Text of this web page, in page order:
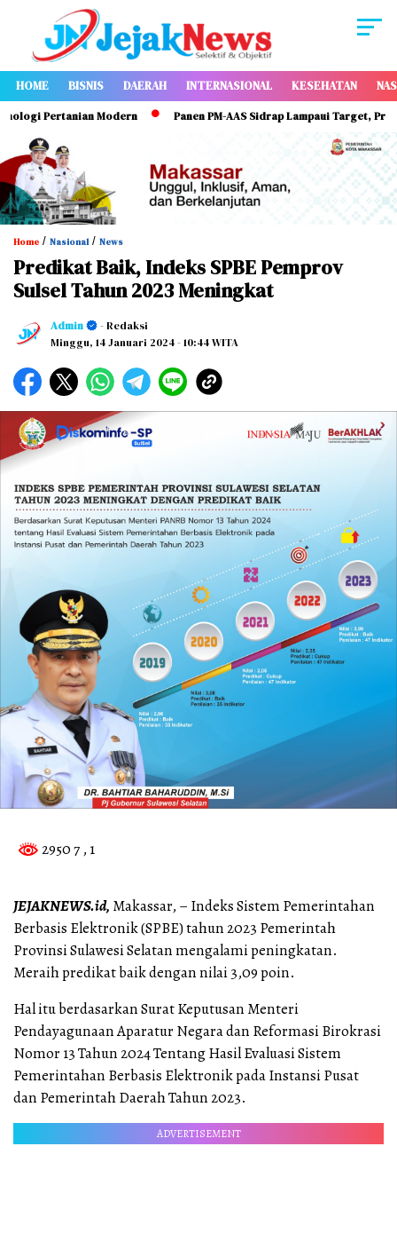
HOME BISNIS DAERAH INTERNASIONAL KESEHATAN
Pertanian Modern Panen PM-AAS Sidrap Lampaui Target,
Home / Nasional / News
Predikat Baik, Indeks SPBE Pemprov
Sulsel Tahun 2023 Meningkat
Admin
- Redaksi
Minggu, 14 Januari 2024- 10:44 WITA
2950 7 , 1
JEJAKNEWS.id, Makassar, – Indeks Sistem Pemerintahan
Berbasis Elektronik (SPBE) tahun 2023 Pemerintah
Provinsi Sulawesi Selatan mengalami peningkatan.
Meraih predikat baik dengan nilai 3,09 poin.
Hal itu berdasarkan Surat Keputusan Menteri
Pendayagunaan Aparatur Negara dan Reformasi Birokrasi
Nomor 13 Tahun 2024 Tentang Hasil Evaluasi Sistem
Pemerintahan Berbasis Elektronik pada Instansi Pusat
dan Pemerintah Daerah Tahun 2023.
ADVERTISEMENT